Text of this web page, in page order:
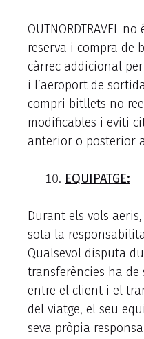
OUTNORDTRAVEL
reserva i compra de
càrrec addicional
i l’aeroport de
compri bitllets no
modificables i eviti
anterior o posterior
EQUIPATGE:
Durant els vols
sota la
Qualsevol disputa
transferències ha
entre el client i el
del viatge, el seu
seva pròpia